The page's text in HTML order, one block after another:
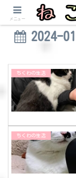
2024-01
ちくわの生活
ちくわの生活
メニュー